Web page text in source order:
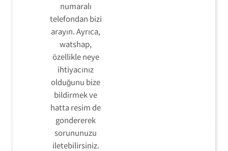
numaralı
telefondan bizi
arayın. Ayrıca,
watshap,
özellikle neye
ihtiyacınız
olduğunu bize
bildirmek ve
hatta resim de
gondererek
sorununuzu
iletebilirsiniz.